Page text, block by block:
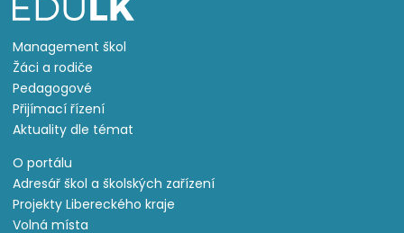
Management škol
Žáci a rodiče
Pedagogové
Přijímací řízení
Aktuality dle témat
O portálu
Adresář škol a školských zařízení
Projekty Libereckého kraje
Volná místa